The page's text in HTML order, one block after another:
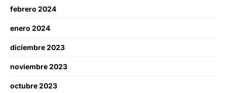
febrero 2024
enero 2024
diciembre 2023
noviembre 2023
octubre 2023